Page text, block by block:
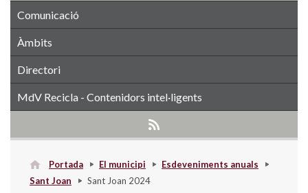
Comunicació
Àmbits
Directori
MdV Recicla - Contenidors intel·ligents
Portada El municipi
Esdeveniments anuals
Sant Joan
Sant Joan 2024